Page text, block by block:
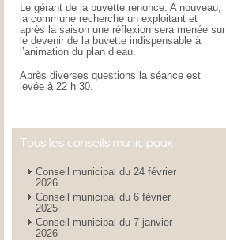
Le gérant de la buvette renonce. A nouveau,
la commune recherche un exploitant et
après la saison une réflexion sera menée sur
le devenir de la buvette indispensable à
l’animation du plan d’eau.
Après diverses questions la séance est
levée à 22 h 30.
Tous les conseils municipaux
Conseil municipal du 24 février
2026
Conseil municipal du 6 février
2025
Conseil municipal du 7 janvier
2026